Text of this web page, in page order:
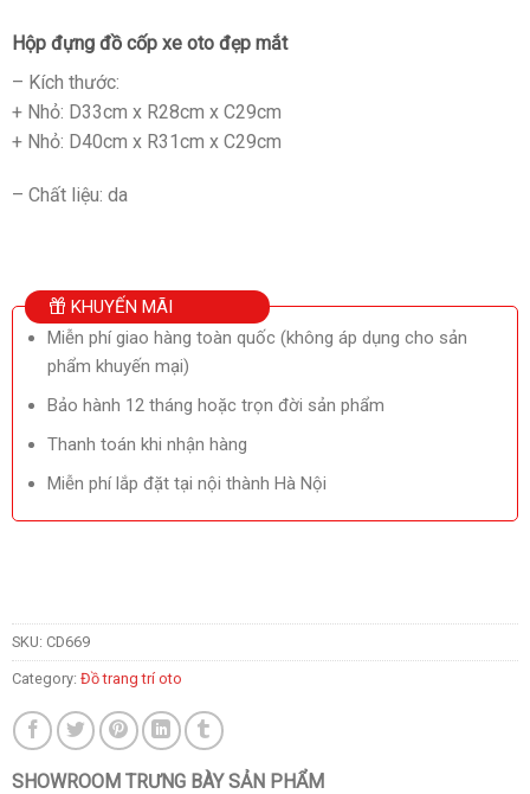
Hộp đựng đồ cốp xe oto đẹp mắt
– Kích thước:
+ Nhỏ: D33cm x R28cm x C29cm
+ Nhỏ: D40cm x R31cm x C29cm
– Chất liệu: da
KHUYẾN MÃI
Miễn phí giao hàng toàn quốc (không áp dụng cho sản
phẩm khuyến mại)
Bảo hành 12 tháng hoặc trọn đời sản phẩm
Thanh toán khi nhận hàng
Miễn phí lắp đặt tại nội thành Hà Nội
SKU: CD669
Category: Đồ trang trí oto
SHOWROOM TRƯNG BÀY SẢN PHẨM